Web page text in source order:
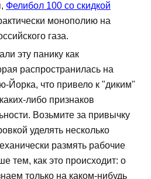
Фелибол 100 со скидкой
монополию на
газа.
эту панику как
распространилась на
Йорка, что привело к "диким"
либо признаков
Возьмите за привычку
уделять несколько
размять рабочие
как это происходит: о
только на каком-нибудь